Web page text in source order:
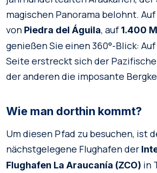
magischen Panorama belohnt.
von Piedra del Águila, auf 1.400
genießen Sie einen 360°-Blick:
Seite erstreckt sich der
der anderen die imposante
Wie man dorthin kommt?
Um diesen Pfad zu besuchen, ist
nächstgelegene Flughafen der
Flughafen La Araucanía (ZCO) in